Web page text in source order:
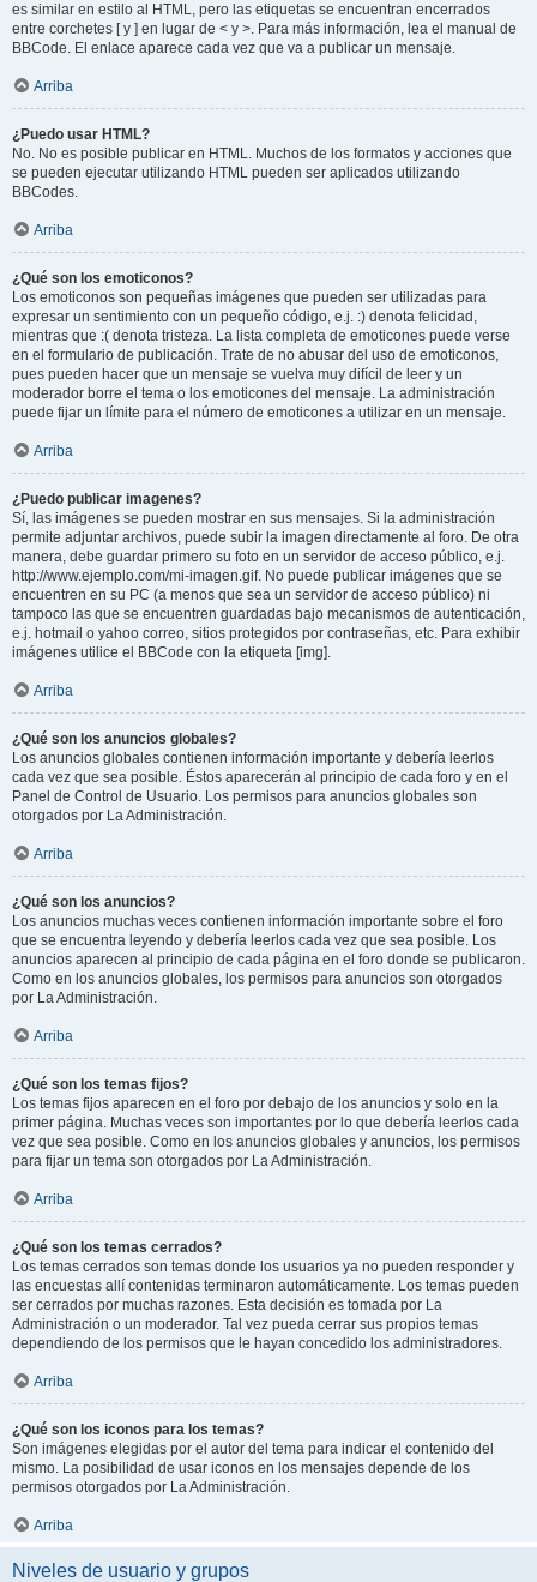
es similar en estilo al HTML, pero las etiquetas se encuentran encerrados
entre corchetes [ y ] en lugar de < y >. Para más información, lea el manual de
BBCode. El enlace aparece cada vez que va a publicar un mensaje.
Arriba
¿Puedo usar HTML?
No. No es posible publicar en HTML. Muchos de los formatos y acciones que
se pueden ejecutar utilizando HTML pueden ser aplicados utilizando
BBCodes.
Arriba
¿Qué son los emoticonos?
Los emoticonos son pequeñas imágenes que pueden ser utilizadas para
expresar un sentimiento con un pequeño código, e.j. :) denota felicidad,
mientras que :( denota tristeza. La lista completa de emoticones puede verse
en el formulario de publicación. Trate de no abusar del uso de emoticonos,
pues pueden hacer que un mensaje se vuelva muy difícil de leer y un
moderador borre el tema o los emoticones del mensaje. La administración
puede fijar un límite para el número de emoticones a utilizar en un mensaje.
Arriba
¿Puedo publicar imagenes?
Sí, las imágenes se pueden mostrar en sus mensajes. Si la administración
permite adjuntar archivos, puede subir la imagen directamente al foro. De otra
manera, debe guardar primero su foto en un servidor de acceso público, e.j.
http://www.ejemplo.com/mi-imagen.gif. No puede publicar imágenes que se
encuentren en su PC (a menos que sea un servidor de acceso público) ni
tampoco las que se encuentren guardadas bajo mecanismos de autenticación,
e.j. hotmail o yahoo correo, sitios protegidos por contraseñas, etc. Para exhibir
imágenes utilice el BBCode con la etiqueta [img].
Arriba
¿Qué son los anuncios globales?
Los anuncios globales contienen información importante y debería leerlos
cada vez que sea posible. Éstos aparecerán al principio de cada foro y en el
Panel de Control de Usuario. Los permisos para anuncios globales son
otorgados por La Administración.
Arriba
¿Qué son los anuncios?
Los anuncios muchas veces contienen información importante sobre el foro
que se encuentra leyendo y debería leerlos cada vez que sea posible. Los
anuncios aparecen al principio de cada página en el foro donde se publicaron.
Como en los anuncios globales, los permisos para anuncios son otorgados
por La Administración.
Arriba
¿Qué son los temas fijos?
Los temas fijos aparecen en el foro por debajo de los anuncios y solo en la
primer página. Muchas veces son importantes por lo que debería leerlos cada
vez que sea posible. Como en los anuncios globales y anuncios, los permisos
para fijar un tema son otorgados por La Administración.
Arriba
¿Qué son los temas cerrados?
Los temas cerrados son temas donde los usuarios ya no pueden responder y
las encuestas allí contenidas terminaron automáticamente. Los temas pueden
ser cerrados por muchas razones. Esta decisión es tomada por La
Administración o un moderador. Tal vez pueda cerrar sus propios temas
dependiendo de los permisos que le hayan concedido los administradores.
Arriba
¿Qué son los iconos para los temas?
Son imágenes elegidas por el autor del tema para indicar el contenido del
mismo. La posibilidad de usar iconos en los mensajes depende de los
permisos otorgados por La Administración.
Arriba
Niveles de usuario y grupos